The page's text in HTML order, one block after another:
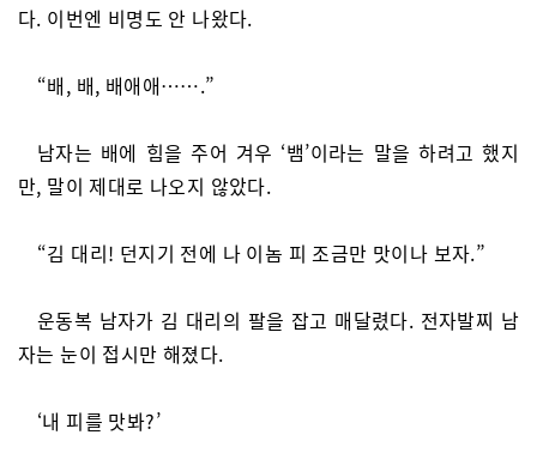
다. 이번엔 비명도 안 나왔다.
“배, 배, 배애애…….”
남자는 배에 힘을 주어 겨우 ‘뱀’이라는 말을 하려고 했지
만, 말이 제대로 나오지 않았다.
“김 대리! 던지기 전에 나 이놈 피 조금만 맛이나 보자.”
운동복 남자가 김 대리의 팔을 잡고 매달렸다. 전자발찌 남
자는 눈이 접시만 해졌다.
‘내 피를 맛봐?’